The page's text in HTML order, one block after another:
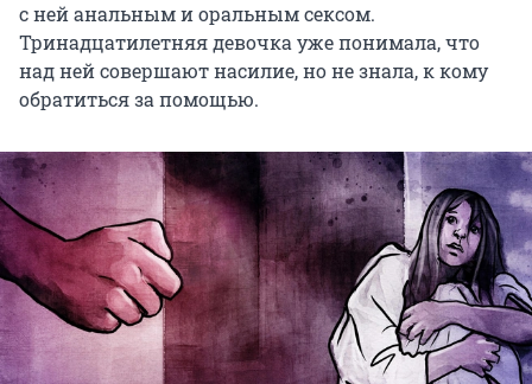
с ней анальным и оральным сексом.
Тринадцатилетняя девочка уже понимала, что
над ней совершают насилие, но не знала, к кому
обратиться за помощью.